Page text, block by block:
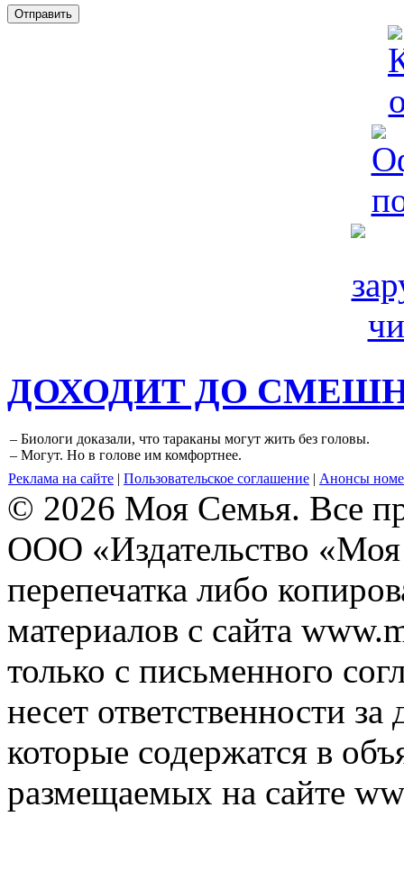
Отправить
ДОХОДИТ ДО
– Биологи доказали, что тараканы могут жить без головы.
– Могут. Но в голове им комфортнее.
Реклама на сайте | Пользовательское соглашение | Анонсы
© 2026 Моя Семья. Все
ООО «Издательство
перепечатка либо
материалов с сайта
только с письменного
несет ответственности
которые содержатся в
размещаемых на сайте